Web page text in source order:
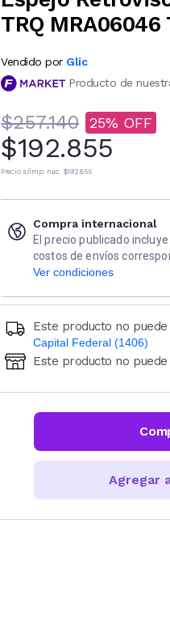
TRQ
Vendido por Glic
Producto de
$257.140 25
$192.855
Precio s/imp. nac. $192.855
Compra internacional
El precio publicado
costos de envíos
Ver condiciones
Este producto no
Capital Federal (1406)
Ingresá código postal (sólo
Este producto no
Agregar